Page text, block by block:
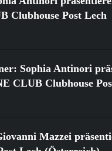
Clubhouse Post Lech
Sophia Antinori
CLUB Clubhouse
Mazzei